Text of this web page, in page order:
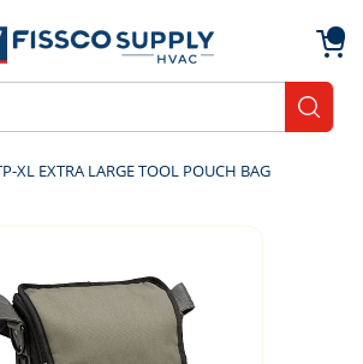
XL EXTRA LARGE TOOL POUCH BAG